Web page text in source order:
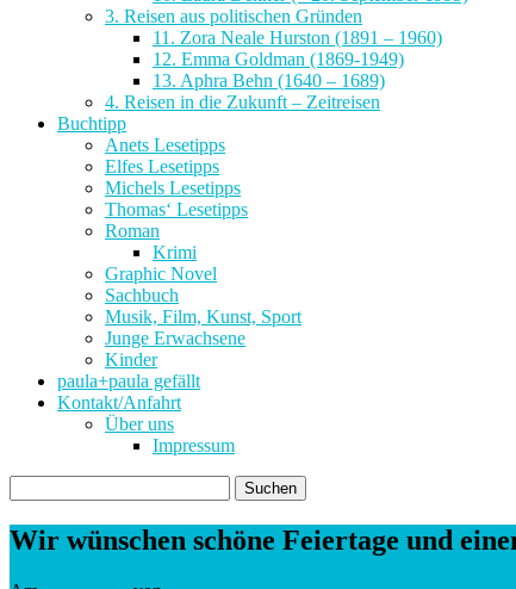
3. Reisen aus politischen Gründen
11. Zora Neale Hurston (1891 – 1960)
12. Emma Goldman (1869-1949)
13. Aphra Behn (1640 – 1689)
4. Reisen in die Zukunft – Zeitreisen
Buchtipp
Anets Lesetipps
Elfes Lesetipps
Michels Lesetipps
Thomas‘ Lesetipps
Roman
Krimi
Graphic Novel
Sachbuch
Musik, Film, Kunst, Sport
Junge Erwachsene
Kinder
paula+paula gefällt
Kontakt/Anfahrt
Über uns
Impressum
nach:
Wir wünschen schöne Feiertage und